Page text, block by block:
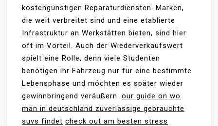
kostengünstigen Reparaturdiensten. Marken,
die weit verbreitet sind und eine etablierte
Infrastruktur an Werkstätten bieten, sind hier
oft im Vorteil. Auch der Wiederverkaufswert
spielt eine Rolle, denn viele Studenten
benötigen ihr Fahrzeug nur für eine bestimmte
Lebensphase und möchten es später wieder
gewinnbringend veräußern. our guide on wo
man in deutschland zuverlässige gebrauchte
suvs findet check out am besten stress